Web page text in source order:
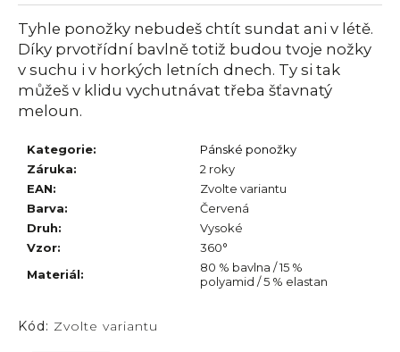
Tyhle ponožky nebudeš chtít sundat ani v létě.
Díky prvotřídní bavlně totiž budou tvoje nožky
v suchu i v horkých letních dnech. Ty si tak
můžeš v klidu vychutnávat třeba šťavnatý
meloun.
Kategorie:
Pánské ponožky
Záruka:
2 roky
EAN:
Zvolte variantu
Barva:
Červená
Druh:
Vysoké
Vzor:
360°
Materiál:
80 % bavlna / 15 %
polyamid / 5 % elastan
Kód: Zvolte variantu
e
m
e